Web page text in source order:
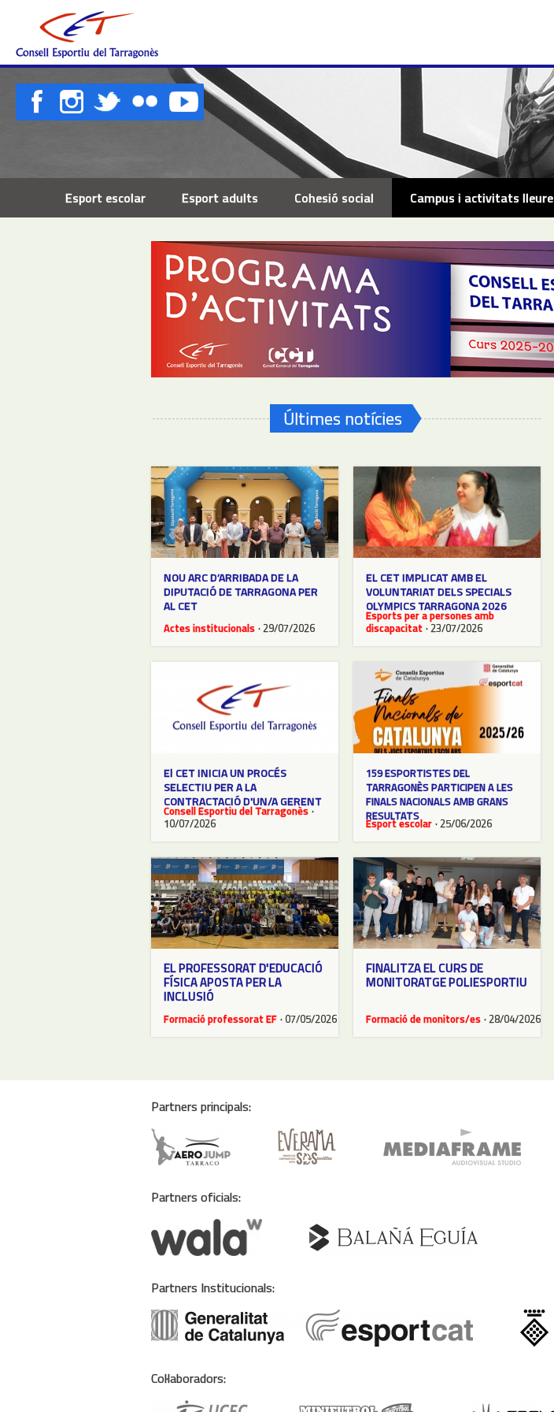
Esport escolar Esport adults Cohesió social Campus i activitats lleure
Últimes notícies
NOU ARC D’ARRIBADA DE LA
DIPUTACIÓ DE TARRAGONA PER
AL CET
Actes institucionals · 29/07/2026
EL CET IMPLICAT AMB EL
VOLUNTARIAT DELS SPECIALS
OLYMPICS TARRAGONA 2026
Esports per a persones amb
discapacitat · 23/07/2026
El CET INICIA UN PROCÉS
SELECTIU PER A LA
CONTRACTACIÓ D'UN/A GERENT
Consell Esportiu del Tarragonès ·
10/07/2026
159 ESPORTISTES DEL
TARRAGONÈS PARTICIPEN A LES
FINALS NACIONALS AMB GRANS
RESULTATS
Esport escolar · 25/06/2026
EL PROFESSORAT D'EDUCACIÓ
FÍSICA APOSTA PER LA
INCLUSIÓ
Formació professorat EF · 07/05/2026
FINALITZA EL CURS DE
MONITORATGE POLIESPORTIU
Formació de monitors/es · 28/04/2026
Partners principals:
Partners oficials:
Partners Institucionals:
Col·laboradors: